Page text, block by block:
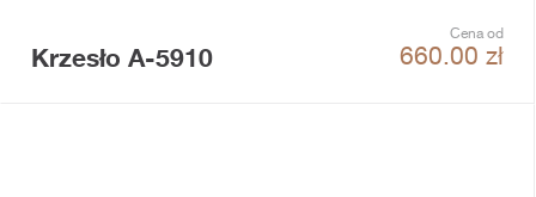
Krzesło A-5910
Cena od
660.00 zł